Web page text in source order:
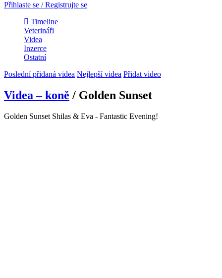
Přihlaste se / Registrujte se
Timeline
Veterináři
Videa
Inzerce
Ostatní
Poslední přidaná videa Nejlepší videa Přidat video
Videa – koně / Golden Sunset
Golden Sunset Shilas & Eva - Fantastic Evening!